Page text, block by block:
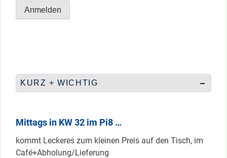
KURZ + WICHTIG
Mittags in KW 32 im Pi8 …
kommt Leckeres zum kleinen Preis auf den Tisch, im
Café+Abholung/Lieferung